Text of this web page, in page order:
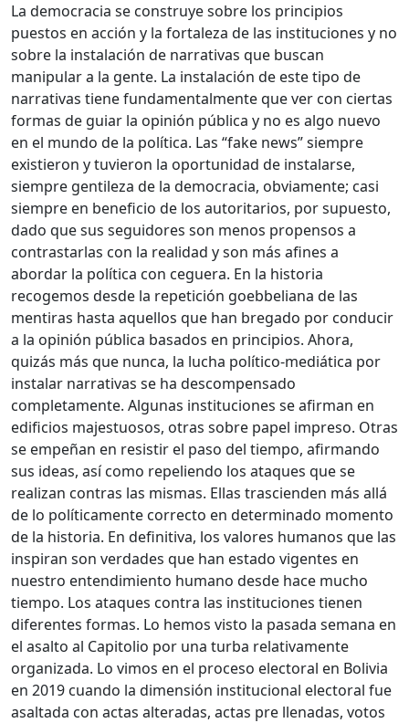
La democracia se construye sobre los principios
puestos en acción y la fortaleza de las instituciones y no
sobre la instalación de narrativas que buscan
manipular a la gente. La instalación de este tipo de
narrativas tiene fundamentalmente que ver con ciertas
formas de guiar la opinión pública y no es algo nuevo
en el mundo de la política. Las “fake news” siempre
existieron y tuvieron la oportunidad de instalarse,
siempre gentileza de la democracia, obviamente; casi
siempre en beneficio de los autoritarios, por supuesto,
dado que sus seguidores son menos propensos a
contrastarlas con la realidad y son más afines a
abordar la política con ceguera. En la historia
recogemos desde la repetición goebbeliana de las
mentiras hasta aquellos que han bregado por conducir
a la opinión pública basados en principios. Ahora,
quizás más que nunca, la lucha político-mediática por
instalar narrativas se ha descompensado
completamente. Algunas instituciones se afirman en
edificios majestuosos, otras sobre papel impreso. Otras
se empeñan en resistir el paso del tiempo, afirmando
sus ideas, así como repeliendo los ataques que se
realizan contras las mismas. Ellas trascienden más allá
de lo políticamente correcto en determinado momento
de la historia. En definitiva, los valores humanos que las
inspiran son verdades que han estado vigentes en
nuestro entendimiento humano desde hace mucho
tiempo. Los ataques contra las instituciones tienen
diferentes formas. Lo hemos visto la pasada semana en
el asalto al Capitolio por una turba relativamente
organizada. Lo vimos en el proceso electoral en Bolivia
en 2019 cuando la dimensión institucional electoral fue
asaltada con actas alteradas, actas pre llenadas, votos